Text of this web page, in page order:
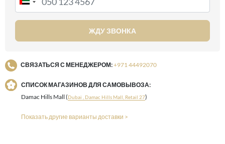
ЖДУ ЗВОНКА
СВЯЗАТЬСЯ С МЕНЕДЖЕРОМ:+971 44492070
СПИСОК МАГАЗИНОВ ДЛЯ САМОВЫВОЗА:
Damac Hills Mall (Dubai , Damac Hills Mall, Retail 27)
Показать другие варианты доставки >